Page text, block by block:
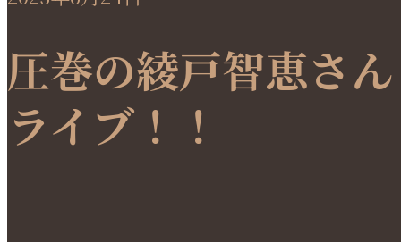
圧巻の綾戸智恵さん
ライブ！！